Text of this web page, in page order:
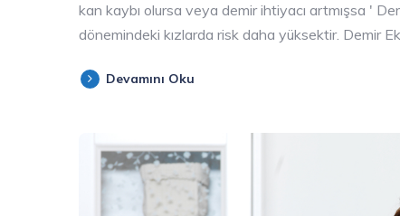
kan kaybı olursa veya demir ihtiyacı artmışsa '
dönemindeki kızlarda risk daha yüksektir. Demir
Devamını Oku